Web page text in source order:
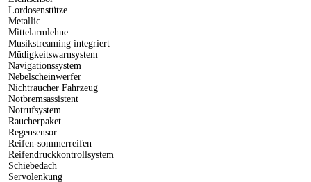
Lordosenstütze
Metallic
Mittelarmlehne
Musikstreaming integriert
Müdigkeitswarnsystem
Navigationssystem
Nebelscheinwerfer
Nichtraucher Fahrzeug
Notbremsassistent
Notrufsystem
Raucherpaket
Regensensor
Reifen-sommerreifen
Reifendruckkontrollsystem
Schiebedach
Servolenkung